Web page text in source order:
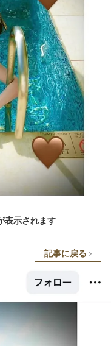
表示されます
記事に戻る